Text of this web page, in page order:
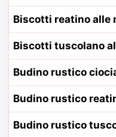
Biscotti reatino alle
Biscotti tuscolano
Budino rustico
Budino rustico